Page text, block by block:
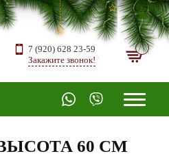
7 (920) 628 23-59
Закажите звонок!
60 СМ